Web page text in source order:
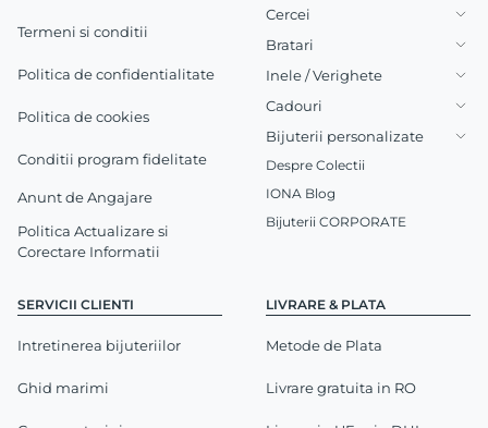
Termeni si conditii
Politica de confidentialitate
Politica de cookies
Conditii program fidelitate
Anunt de Angajare
Politica Actualizare si
Corectare Informatii
SERVICII CLIENTI
Intretinerea bijuteriilor
Ghid marimi
LIVRARE & PLATA
Metode de Plata
Livrare gratuita in RO
Cercei
Bratari
Inele / Verighete
Cadouri
Bijuterii personalizate
Despre Colectii
IONA Blog
Bijuterii CORPORATE